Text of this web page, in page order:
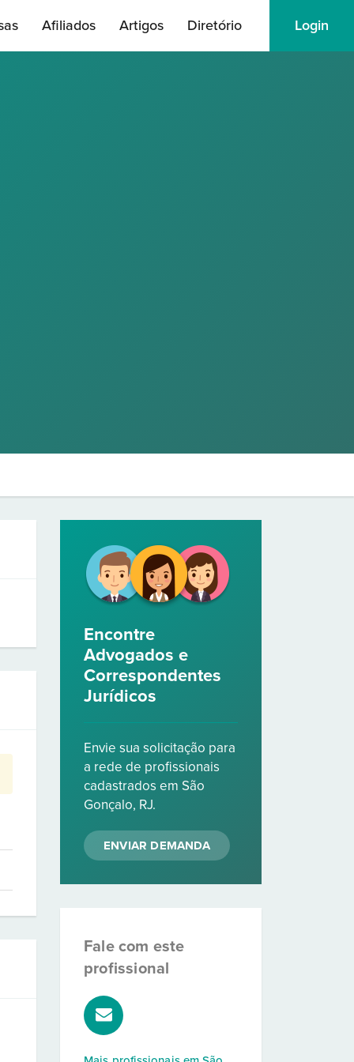
Afiliados Artigos Diretório Login
Encontre
Advogados e
Correspondentes
Jurídicos
Envie sua solicitação para
a rede de profissionais
cadastrados em São
Gonçalo, RJ.
ENVIAR DEMANDA
Fale com este
profissional